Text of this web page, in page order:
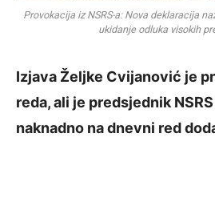
Provokacija iz NSRS-a: Nova deklaracija
ukidanje odluka visokih
Izjava Željke Cvijanović je
reda, ali je predsjednik
naknadno na dnevni red